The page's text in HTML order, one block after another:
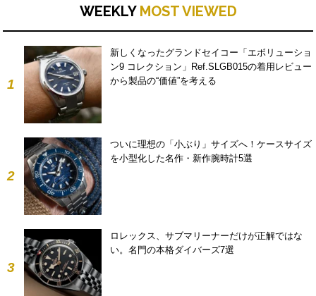
WEEKLY MOST VIEWED
1
新しくなったグランドセイコー「エボリューショ
ン9 コレクション」Ref.SLGB015の着用レビュー
から製品の“価値”を考える
2
ついに理想の「小ぶり」サイズへ！ケースサイズ
を小型化した名作・新作腕時計5選
3
ロレックス、サブマリーナーだけが正解ではな
い。名門の本格ダイバーズ7選